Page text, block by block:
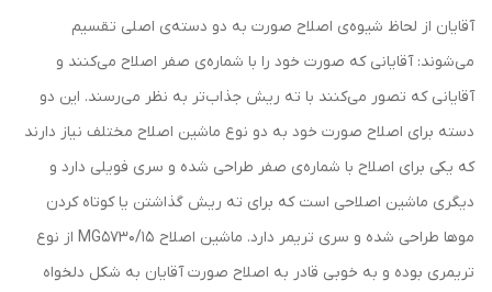
آقایان از لحاظ شیوه‌ی اصلاح صورت به دو دسته‌ی اصلی تقسیم
می‌شوند: آقایانی که صورت خود را با شماره‌ی صفر اصلاح می‌کنند و
آقایانی که تصور می‌کنند با ته ریش جذاب‌تر به نظر می‌رسند. این دو
دسته برای اصلاح صورت خود به دو نوع ماشین اصلاح مختلف نیاز دارند
که یکی برای اصلاح با شماره‌ی صفر طراحی شده و سری فویلی دارد و
دیگری ماشین اصلاحی است که برای ته ریش گذاشتن یا کوتاه کردن
موها طراحی شده و سری تریمر دارد. ماشین اصلاح MG5730/15 از نوع
تریمری بوده و به خوبی قادر به اصلاح صورت آقایان به شکل دلخواه